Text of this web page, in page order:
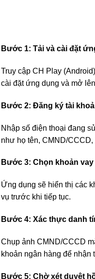
Bước 1: Tải và cài đặt
Truy cập CH Play
cài đặt ứng dụng và mở
Bước 2: Đăng ký tài
Nhập số điện thoại đang
như họ tên, CMND/
Bước 3: Chọn khoản
Ứng dụng sẽ hiển thị các
vụ trước khi tiếp tục.
Bước 4: Xác thực danh
Chụp ảnh CMND/CCCD
khoản ngân hàng để nhận
Bước 5: Chờ xét duyệt